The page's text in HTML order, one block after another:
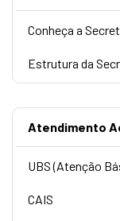
Conheça a
Estrutura da
Atendimento
UBS (Atenção
CAIS